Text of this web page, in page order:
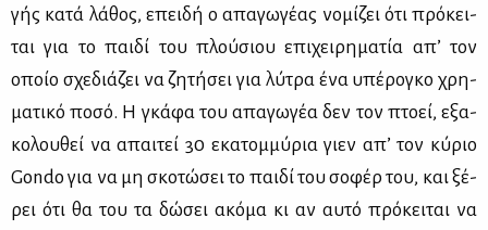
γής κα­τά λά­θος, επει­δή ο απα­γω­γέ­ας νο­μί­ζει ότι πρό­κει­
ται για το παι­δί του πλού­σιου επι­χει­ρη­μα­τία απ’ τον
οποίο σχε­διά­ζει να ζη­τή­σει για λύ­τρα ένα υπέ­ρο­γκο χρη­
μα­τι­κό πο­σό. Η γκά­φα του απα­γω­γέα δεν τον πτο­εί, εξα­
κο­λου­θεί να απαι­τεί 30 εκα­τομ­μύ­ρια γιεν απ’ τον κύ­ριο
Gondo για να μη σκο­τώ­σει το παι­δί του σο­φέρ του, και ξέ­
ρει ότι θα του τα δώ­σει ακό­μα κι αν αυ­τό πρό­κει­ται να